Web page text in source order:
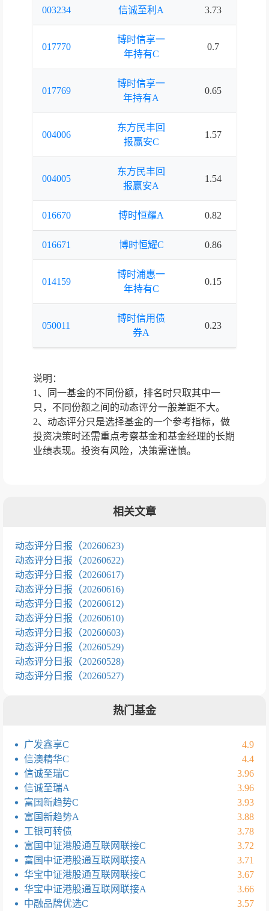
003234 信诚至利A 3.73
017770
博时信享一
年持有C
0.7
017769
博时信享一
年持有A
0.65
004006
东方民丰回
报赢安C
1.57
004005
东方民丰回
报赢安A
1.54
016670 博时恒耀A 0.82
016671 博时恒耀C 0.86
014159
博时浦惠一
年持有C
0.15
050011
博时信用债
券A
0.23
说明：
1、同一基金的不同份额，排名时只取其中一
只，不同份额之间的动态评分一般差距不大。
2、动态评分只是选择基金的一个参考指标，做
投资决策时还需重点考察基金和基金经理的长期
业绩表现。投资有风险，决策需谨慎。
相关文章
动态评分日报（20260623)
动态评分日报（20260622)
动态评分日报（20260617)
动态评分日报（20260616)
动态评分日报（20260612)
动态评分日报（20260610)
动态评分日报（20260603)
动态评分日报（20260529)
动态评分日报（20260528)
动态评分日报（20260527)
热门基金
广发鑫享C
4.9
信澳精华C
4.4
信诚至瑞C
3.96
信诚至瑞A
3.96
富国新趋势C
3.93
富国新趋势A
3.88
工银可转债
3.78
富国中证港股通互联网联接C
3.72
富国中证港股通互联网联接A
3.71
华宝中证港股通互联网联接C
3.67
华宝中证港股通互联网联接A
3.66
中融品牌优选C
3.57